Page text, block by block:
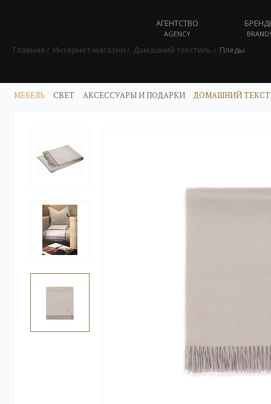
АГЕНТСТВО
AGENCY
Главная Интернет-магазин Домашний текстиль Пледы
МЕБЕЛЬ СВЕТ АКСЕССУАРЫ И ПОДАРКИ ДОМАШНИЙ